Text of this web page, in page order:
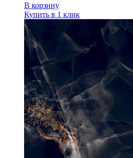
В корзину
Купить в 1 клик